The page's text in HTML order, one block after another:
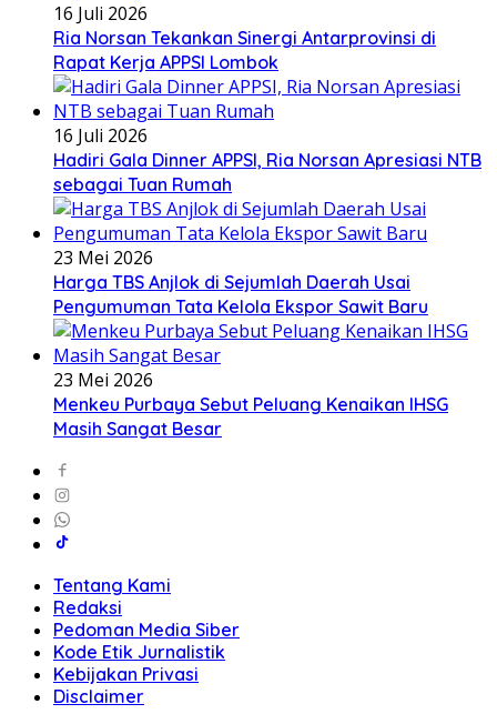
16 Juli 2026
Ria Norsan Tekankan Sinergi Antarprovinsi di
Rapat Kerja APPSI Lombok
16 Juli 2026
Hadiri Gala Dinner APPSI, Ria Norsan Apresiasi NTB
sebagai Tuan Rumah
23 Mei 2026
Harga TBS Anjlok di Sejumlah Daerah Usai
Pengumuman Tata Kelola Ekspor Sawit Baru
23 Mei 2026
Menkeu Purbaya Sebut Peluang Kenaikan IHSG
Masih Sangat Besar
Tentang Kami
Redaksi
Pedoman Media Siber
Kode Etik Jurnalistik
Kebijakan Privasi
Disclaimer